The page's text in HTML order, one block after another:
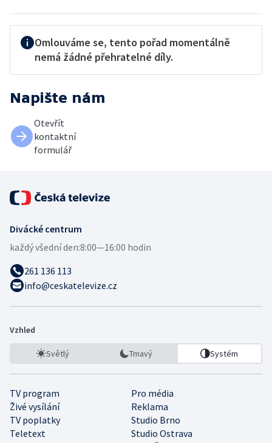
Omlouváme se, tento pořad momentálně
nemá žádné přehratelné díly.
Napište nám
Otevřít
kontaktní
formulář
Divácké centrum
každý všední den:8:00—16:00 hodin
261 136 113
info@ceskatelevize.cz
Vzhled
Světlý Tmavý Systém
TV program
Pro média
Živé vysílání
Reklama
TV poplatky
Studio Brno
Teletext
Studio Ostrava